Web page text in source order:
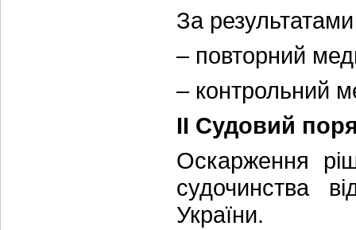
За
– повторний
– контрольний
ІІ Судовий
Оскарження
судочинства
України.